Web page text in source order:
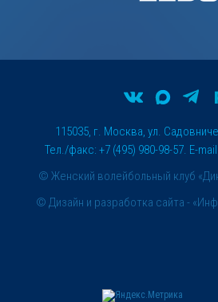
© Женский волейбольный клуб
115035, г. Москва, ул.
Тел./факс: +7 (495) 980-98-57. E-mail:
© Дизайн и разработка сайта -